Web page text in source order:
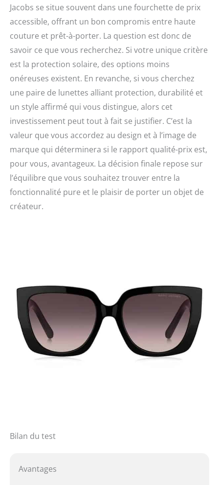
Jacobs se situe souvent dans une fourchette de prix
accessible, offrant un bon compromis entre haute
couture et prêt-à-porter. La question est donc de
savoir ce que vous recherchez. Si votre unique critère
est la protection solaire, des options moins
onéreuses existent. En revanche, si vous cherchez
une paire de lunettes alliant protection, durabilité et
un style affirmé qui vous distingue, alors cet
investissement peut tout à fait se justifier. C’est la
valeur que vous accordez au design et à l’image de
marque qui déterminera si le rapport qualité-prix est,
pour vous, avantageux. La décision finale repose sur
l’équilibre que vous souhaitez trouver entre la
fonctionnalité pure et le plaisir de porter un objet de
créateur.
Bilan du test
Avantages